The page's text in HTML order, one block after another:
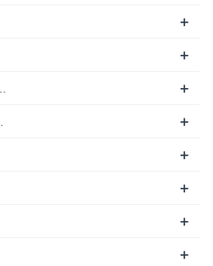
+
+
+
+
+
+
+
+